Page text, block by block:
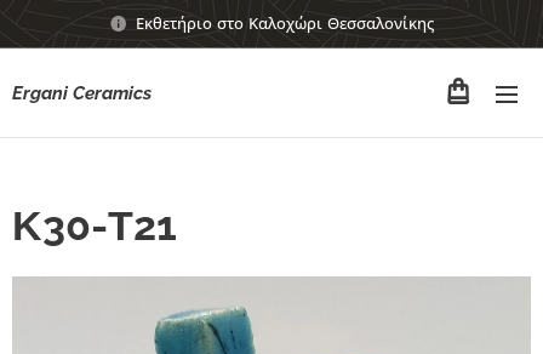
Εκθετήριο στο Καλοχώρι Θεσσαλονίκης
Ergani Ceramics
Κ30-Τ21